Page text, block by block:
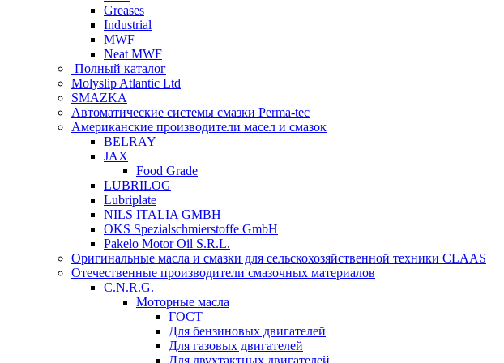
Greases
Industrial
MWF
Neat MWF
Полный каталог
Molyslip Atlantic Ltd
SMAZKA
Автоматические системы смазки Perma-tec
Американские производители масел и смазок
BELRAY
JAX
Food Grade
LUBRILOG
Lubriplate
NILS ITALIA GMBH
OKS Spezialschmierstoffe GmbH
Pakelo Motor Oil S.R.L.
Оригинальные масла и смазки для сельскохозяйственной техники CLAAS
Отечественные производители смазочных материалов
C.N.R.G.
Моторные масла
ГОСТ
Для бензиновых двигателей
Для газовых двигателей
Для двухтактных двигателей